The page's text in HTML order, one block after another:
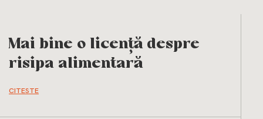
Mai bine o licență despre
risipa alimentară
CITESTE